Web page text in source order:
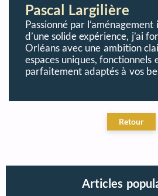
Pascal Largilière
Passionné par
d’une solide expérience, j’ai
Orléans avec une ambition
espaces uniques, fonctionnels
parfaitement adaptés à vos
Articles